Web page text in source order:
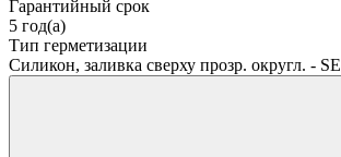
Гарантийный срок
5 год(а)
Тип герметизации
Силикон, заливка сверху прозр. округл. - SE